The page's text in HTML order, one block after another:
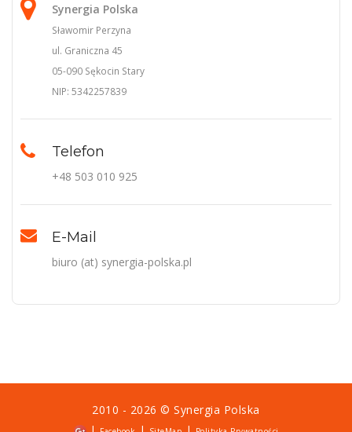
Synergia Polska
Sławomir Perzyna
ul. Graniczna 45
05-090 Sękocin Stary
NIP: 5342257839
Telefon
+48 503 010 925
E-Mail
biuro (at) synergia-polska.pl
2010 - 2026 ©Synergia Polska